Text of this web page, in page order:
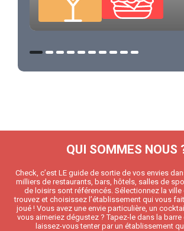
QUI SOMMES NOUS
Check, c’est LE guide de sortie de vos envies
milliers de restaurants, bars, hôtels, salles de
de loisirs sont référencés. Sélectionnez la ville
trouvez et choisissez l’établissement qui vous
joué ! Vous avez une envie particulière, un
vous aimeriez dégustez ? Tapez-le dans la barre
laissez-vous tenter par un établissement